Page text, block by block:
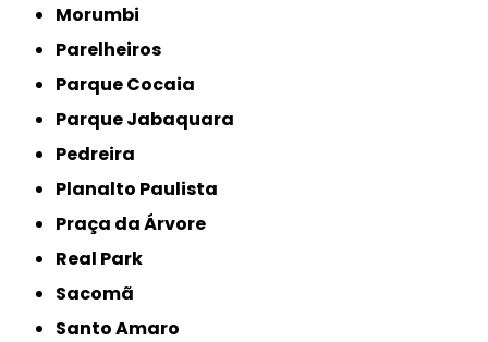
Morumbi
Parelheiros
Parque Cocaia
Parque Jabaquara
Pedreira
Planalto Paulista
Praça da Árvore
Real Park
Sacomã
Santo Amaro